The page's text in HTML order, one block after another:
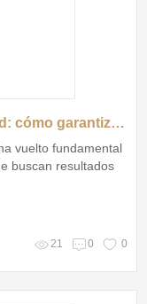
¿Tinta DTF blanca de alta opacidad: cómo garantizar resultados perfectos en impresión?
vuelto fundamental
buscan resultados
21 0 0